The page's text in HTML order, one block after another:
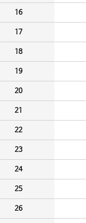
16
17
18
19
20
21
22
23
24
25
26